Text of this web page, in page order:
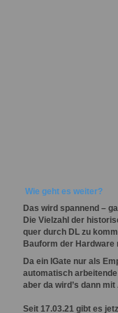
Wie geht es weiter?
Das wird spannend –
Die Vielzahl der
quer durch DL zu
Bauform der Hardware
Da ein IGate nur als
automatisch
aber da wird’s dann
Seit 17.03.21 gibt es